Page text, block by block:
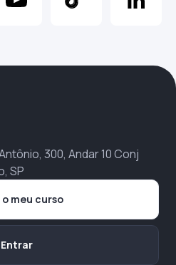
300, Andar 10 Conj
SP
meu curso
Entrar